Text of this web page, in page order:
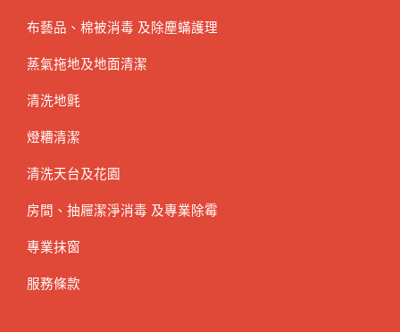
布藝品、棉被消毒 及除塵蟎護理
蒸氣拖地及地面清潔
清洗地氈
燈糟清潔
清洗天台及花園
房間、抽屜潔淨消毒 及專業除霉
專業抹窗
服務條款